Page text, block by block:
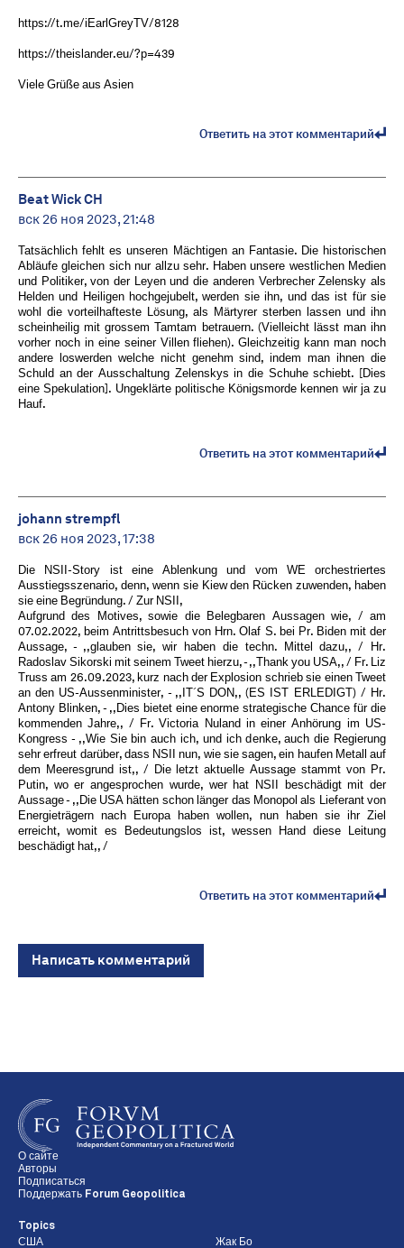
https://t.me/iEarlGreyTV/8128
https://theislander.eu/?p=439
Viele Grüße aus Asien ️
Ответить на этот комментарий
Beat Wick CH
вск 26 ноя 2023, 21:48
Tatsächlich fehlt es unseren Mächtigen an Fantasie. Die historischen
Abläufe gleichen sich nur allzu sehr. Haben unsere westlichen Medien
und Politiker, von der Leyen und die anderen Verbrecher Zelensky als
Helden und Heiligen hochgejubelt, werden sie ihn, und das ist für sie
wohl die vorteilhafteste Lösung, als Märtyrer sterben lassen und ihn
scheinheilig mit grossem Tamtam betrauern. (Vielleicht lässt man ihn
vorher noch in eine seiner Villen fliehen). Gleichzeitig kann man noch
andere loswerden welche nicht genehm sind, indem man ihnen die
Schuld an der Ausschaltung Zelenskys in die Schuhe schiebt. [Dies
eine Spekulation]. Ungeklärte politische Königsmorde kennen wir ja zu
Hauf.
Ответить на этот комментарий
johann strempfl
вск 26 ноя 2023, 17:38
Die NSII-Story ist eine Ablenkung und vom WE orchestriertes
Ausstiegsszenario, denn, wenn sie Kiew den Rücken zuwenden, haben
sie eine Begründung. / Zur NSII,
Aufgrund des Motives, sowie die Belegbaren Aussagen wie, / am
07.02.2022, beim Antrittsbesuch von Hrn. Olaf S. bei Pr. Biden mit der
Aussage, - ,,glauben sie, wir haben die techn. Mittel dazu,, / Hr.
Radoslav Sikorski mit seinem Tweet hierzu, - ,,Thank you USA,, / Fr. Liz
Truss am 26.09.2023, kurz nach der Explosion schrieb sie einen Tweet
an den US-Aussenminister, - ,,IT´S DON,, (ES IST ERLEDIGT) / Hr.
Antony Blinken, - ,,Dies bietet eine enorme strategische Chance für die
kommenden Jahre,, / Fr. Victoria Nuland in einer Anhörung im US-
Kongress - ,,Wie Sie bin auch ich, und ich denke, auch die Regierung
sehr erfreut darüber, dass NSII nun, wie sie sagen, ein haufen Metall auf
dem Meeresgrund ist,, / Die letzt aktuelle Aussage stammt von Pr.
Putin, wo er angesprochen wurde, wer hat NSII beschädigt mit der
Aussage - ,,Die USA hätten schon länger das Monopol als Lieferant von
Energieträgern nach Europa haben wollen, nun haben sie ihr Ziel
erreicht, womit es Bedeutungslos ist, wessen Hand diese Leitung
beschädigt hat,, /
Ответить на этот комментарий
Написать комментарий
О сайте
Авторы
Подписаться
Поддержать Forum Geopolitica
Topics
США
Жак Бо